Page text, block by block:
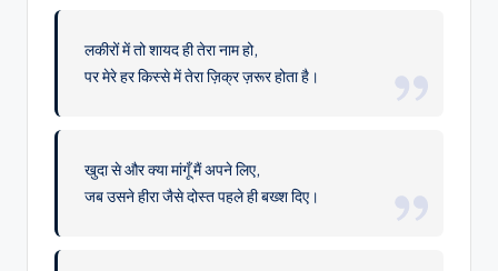
लकीरों में तो शायद ही तेरा नाम हो,
पर मेरे हर किस्से में तेरा ज़िक्र ज़रूर होता है।
खुदा से और क्या मांगूँ मैं अपने लिए,
जब उसने हीरा जैसे दोस्त पहले ही बख्श दिए।